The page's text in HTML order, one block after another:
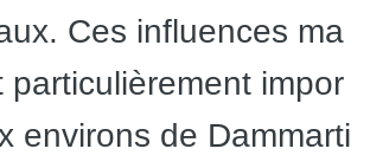
Ces influences ma
particulièrement impor
environs de Dammarti